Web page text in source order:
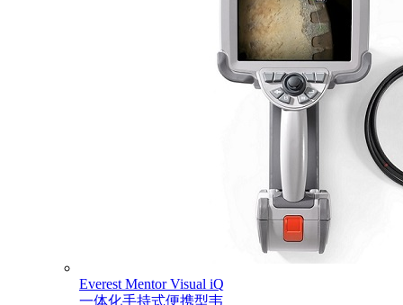
Everest Mentor Visual iQ
一体化手持式便携型韦